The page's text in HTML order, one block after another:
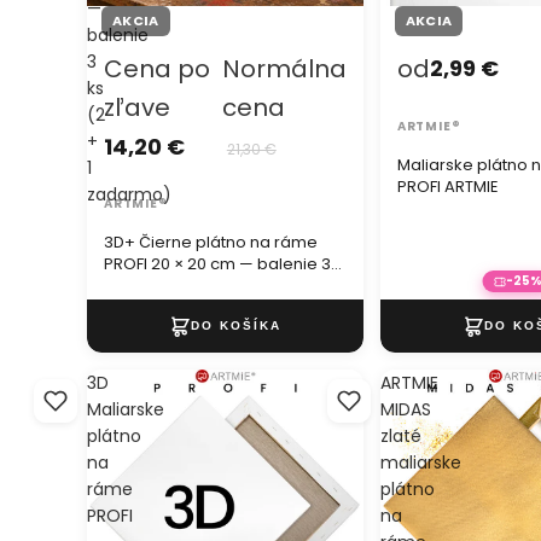
—
balenie
3
ks
(2
+
1
zadarmo)
AKCIA
3D+ Čierne plátno na ráme
PROFI 20 × 20 cm — balenie 3
Cena po
zľave
14,20 €
Normálna
cena
21,30 €
ARTMIE®
AKCIA
Maliarske plátno
PROFI ARTMIE
od2,99 €
ARTMIE®
-25%
3D
Maliarske
plátno
na
ráme
PROFI
ARTMIE
MIDAS
zlaté
maliarske
plátno
na